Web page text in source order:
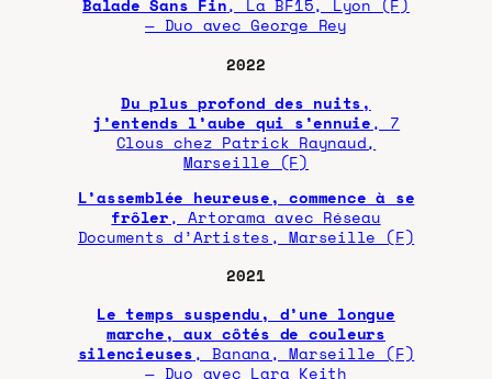
Balade Sans Fin, La BF15, Lyon (F)
— Duo avec George Rey
2022
Du plus profond des nuits,
j’entends l’aube qui s’ennuie, 7
Clous chez Patrick Raynaud,
Marseille (F)
L’assemblée heureuse, commence à se
frôler, Artorama avec Réseau
Documents d’Artistes, Marseille (F)
2021
Le temps suspendu, d’une longue
marche, aux côtés de couleurs
silencieuses, Banana, Marseille (F)
— Duo avec Lara Keith